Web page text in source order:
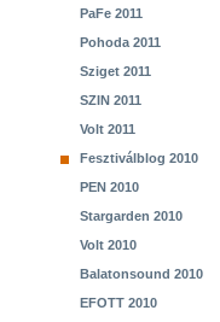
PaFe 2011
Pohoda 2011
Sziget 2011
SZIN 2011
Volt 2011
Fesztiválblog 2010
PEN 2010
Stargarden 2010
Volt 2010
Balatonsound 2010
EFOTT 2010